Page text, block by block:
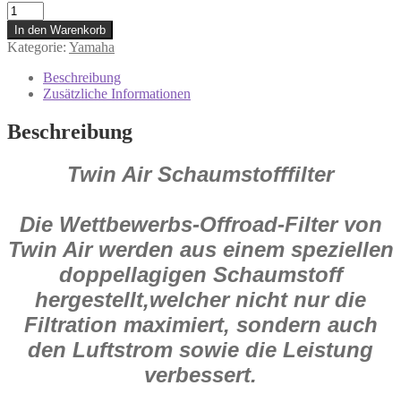
152906
Twin
Air
Luftfilter
Quad
Yamaha
YFA
125
Grizzly
Blast
Menge
In den Warenkorb
Kategorie: Yamaha
Beschreibung
Zusätzliche Informationen
Beschreibung
Twin Air Schaumstofffilter
Die Wettbewerbs-Offroad-Filter von
Twin Air werden aus einem speziellen
doppellagigen Schaumstoff
hergestellt,welcher nicht nur die
Filtration maximiert, sondern auch
den Luftstrom sowie die Leistung
verbessert.